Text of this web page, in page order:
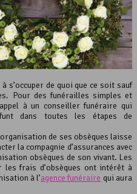
s’occuper de quoi que ce soit sauf
Pour des funérailles simples et
à un conseiller funéraire qui
dans toutes les étapes de
de ses obsèques laisse
la compagnie d’assurances avec
obsèques de son vivant. Les
les frais d’obsèques ont intérêt à
à l’agence funéraire qui aura